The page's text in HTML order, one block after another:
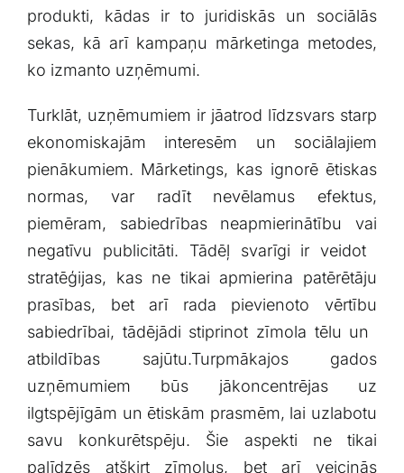
⁤produkti, kādas ir to juridiskās ⁤un sociālās
sekas,⁣ kā arī ⁤kampaņu ​mārketinga⁢ metodes,
ko izmanto uzņēmumi.
Turklāt, uzņēmumiem ir jāatrod līdzsvars starp
ekonomiskajām​ interesēm un sociālajiem
pienākumiem. Mārketings,​ kas ignorē ētiskas
normas, var radīt nevēlamus efektus,
piemēram, sabiedrības neapmierinātību vai
negatīvu publicitāti. Tādēļ svarīgi ir ‌veidot ​
stratēģijas, kas ne tikai ‌apmierina patērētāju
prasības, bet arī rada pievienoto vērtību
sabiedrībai, tādējādi stiprinot zīmola tēlu un ​
atbildības sajūtu.Turpmākajos gados
⁢uzņēmumiem būs jākoncentrējas ‌uz
ilgtspējīgām un ētiskām prasmēm, lai​ uzlabotu
savu konkurētspēju. Šie aspekti⁣ ne tikai​
palīdzēs atšķirt zīmolus, ​bet arī veicinās